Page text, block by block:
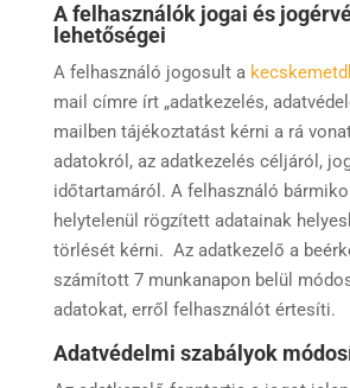
A felhasználók jogai és
lehetőségei
A felhasználó jogosult a
mail címre írt „adatkezelés,
mailben tájékoztatást kérni a rá
adatokról, az adatkezelés céljáról,
időtartamáról. A felhasználó
helytelenül rögzített adatainak
törlését kérni. Az adatkezelő a
számított 7 munkanapon belül
adatokat, erről felhasználót értesíti.
Adatvédelmi szabályok